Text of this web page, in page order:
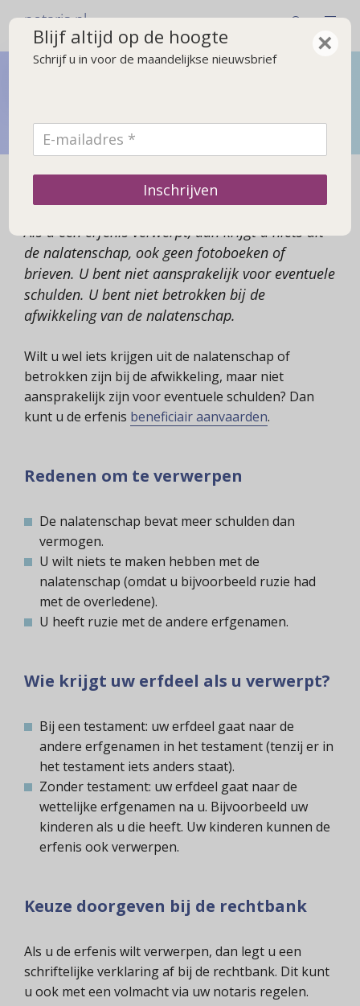
notaris.nl
Wat u moet regelen na een overlijden en wat gebeurt er
met de erfenis
Erfenis verwerpen
Als u een erfenis verwerpt, dan krijgt u niets uit
de nalatenschap, ook geen fotoboeken of
brieven. U bent niet aansprakelijk voor eventuele
schulden. U bent niet betrokken bij de
afwikkeling van de nalatenschap.
Wilt u wel iets krijgen uit de nalatenschap of
betrokken zijn bij de afwikkeling, maar niet
aansprakelijk zijn voor eventuele schulden? Dan
kunt u de erfenis beneficiair aanvaarden.
Redenen om te verwerpen
De nalatenschap bevat meer schulden dan
vermogen.
U wilt niets te maken hebben met de
nalatenschap (omdat u bijvoorbeeld ruzie had
met de overledene).
U heeft ruzie met de andere erfgenamen.
Wie krijgt uw erfdeel als u verwerpt?
Bij een testament: uw erfdeel gaat naar de
andere erfgenamen in het testament (tenzij er in
het testament iets anders staat).
Zonder testament: uw erfdeel gaat naar de
wettelijke erfgenamen na u. Bijvoorbeeld uw
kinderen als u die heeft. Uw kinderen kunnen de
erfenis ook verwerpen.
Keuze doorgeven bij de rechtbank
Als u de erfenis wilt verwerpen, dan legt u een
schriftelijke verklaring af bij de rechtbank. Dit kunt
u ook met een volmacht via uw notaris regelen.
×
Blijf altijd op de hoogte
Schrijf u in voor de maandelijkse nieuwsbrief
Inschrijven